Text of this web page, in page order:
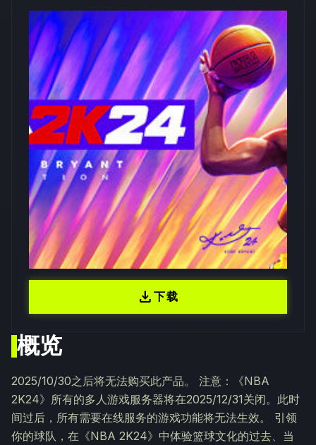
概览
2025/10/30之后将无法购买此产品。 注意：《NBA
2K24》所有的多人游戏服务器将在2025/12/31关闭。此时
间过后，所有需要在线服务的游戏功能将无法生效。 引领
你的球队，在《NBA 2K24》中体验篮球文化的过去、当
download下载